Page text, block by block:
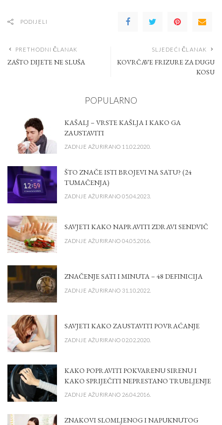
PODIJELI
PRETHODNI ČLANAK
ZAŠTO DIJETE NE SLUŠA
SLJEDEĆI ČLANAK
KOVRČAVE FRIZURE ZA DUGU
KOSU
POPULARNO
KAŠALJ – VRSTE KAŠLJA I KAKO GA
ZAUSTAVITI
ZADNJE AŽURIRANO 11.02.2020.
ŠTO ZNAČE ISTI BROJEVI NA SATU? (24
TUMAČENJA)
ZADNJE AŽURIRANO 05.04.2023.
SAVJETI KAKO NAPRAVITI ZDRAVI SENDVIČ
ZADNJE AŽURIRANO 04.05.2016.
ZNAČENJE SATI I MINUTA – 48 DEFINICIJA
ZADNJE AŽURIRANO 31.10.2022.
SAVJETI KAKO ZAUSTAVITI POVRAĆANJE
ZADNJE AŽURIRANO 02.02.2020.
KAKO POPRAVITI POKVARENU SIRENU I
KAKO SPRIJEČITI NEPRESTANO TRUBLJENJE
ZADNJE AŽURIRANO 26.04.2016.
ZNAKOVI SLOMLJENOG I NAPUKNUTOG